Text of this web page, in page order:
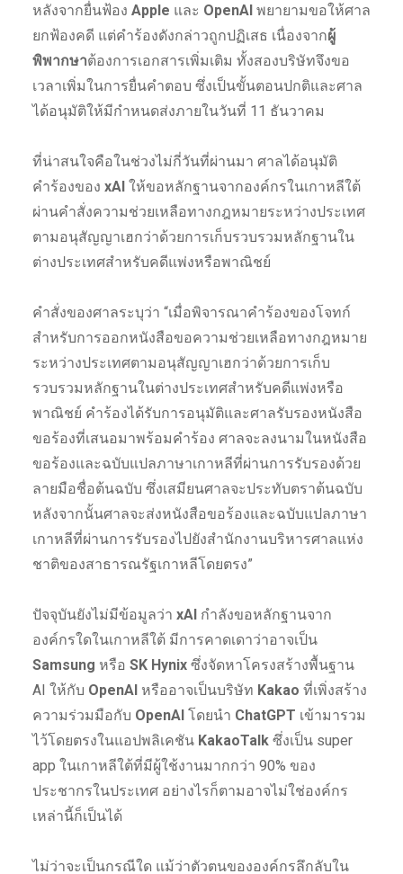
หลังจากยื่นฟ้อง Apple และ OpenAIพยายามขอให้ศาล
ยกฟ้องคดี แต่คำร้องดังกล่าวถูกปฏิเสธ เนื่องจากผู้
พิพากษาต้องการเอกสารเพิ่มเติม ทั้งสองบริษัทจึงขอ
เวลาเพิ่มในการยื่นคำตอบ ซึ่งเป็นขั้นตอนปกติและศาล
ได้อนุมัติให้มีกำหนดส่งภายในวันที่ 11 ธันวาคม
ที่น่าสนใจคือในช่วงไม่กี่วันที่ผ่านมา ศาลได้อนุมัติ
คำร้องของ xAIให้ขอหลักฐานจากองค์กรในเกาหลีใต้
ผ่านคำสั่งความช่วยเหลือทางกฎหมายระหว่างประเทศ
ตามอนุสัญญาเฮกว่าด้วยการเก็บรวบรวมหลักฐานใน
ต่างประเทศสำหรับคดีแพ่งหรือพาณิชย์
คำสั่งของศาลระบุว่า “เมื่อพิจารณาคำร้องของโจทก์
สำหรับการออกหนังสือขอความช่วยเหลือทางกฎหมาย
ระหว่างประเทศตามอนุสัญญาเฮกว่าด้วยการเก็บ
รวบรวมหลักฐานในต่างประเทศสำหรับคดีแพ่งหรือ
พาณิชย์ คำร้องได้รับการอนุมัติและศาลรับรองหนังสือ
ขอร้องที่เสนอมาพร้อมคำร้อง ศาลจะลงนามในหนังสือ
ขอร้องและฉบับแปลภาษาเกาหลีที่ผ่านการรับรองด้วย
ลายมือชื่อต้นฉบับ ซึ่งเสมียนศาลจะประทับตราต้นฉบับ
หลังจากนั้นศาลจะส่งหนังสือขอร้องและฉบับแปลภาษา
เกาหลีที่ผ่านการรับรองไปยังสำนักงานบริหารศาลแห่ง
ชาติของสาธารณรัฐเกาหลีโดยตรง”
ปัจจุบันยังไม่มีข้อมูลว่า xAIกำลังขอหลักฐานจาก
องค์กรใดในเกาหลีใต้ มีการคาดเดาว่าอาจเป็น
Samsung หรือ SK Hynixซึ่งจัดหาโครงสร้างพื้นฐาน
AI ให้กับ OpenAIหรืออาจเป็นบริษัท Kakao ที่เพิ่งสร้าง
ความร่วมมือกับ OpenAIโดยนำ ChatGPT เข้ามารวม
ไว้โดยตรงในแอปพลิเคชัน KakaoTalkซึ่งเป็น super
app ในเกาหลีใต้ที่มีผู้ใช้งานมากกว่า 90% ของ
ประชากรในประเทศ อย่างไรก็ตามอาจไม่ใช่องค์กร
เหล่านี้ก็เป็นได้
ไม่ว่าจะเป็นกรณีใด แม้ว่าตัวตนขององค์กรลึกลับใน